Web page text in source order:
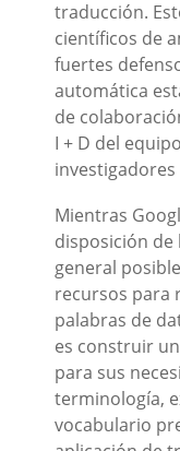
traducción.
científicos de
fuertes
automática
de
I + D del
Mientras
disposición
general
recursos para
palabras de
es construir
para sus
terminología,
vocabulario